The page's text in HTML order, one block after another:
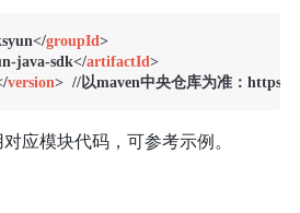
</groupId >
java-sdk</artifactId >
version>
//以maven中央仓库为准：
应模块代码，可参考示例。